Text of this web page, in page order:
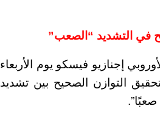
في التشديد “الصعب”
إجنازيو فيسكو يوم الأربعاء
التوازن الصحيح بين تشديد
صعبًا”.